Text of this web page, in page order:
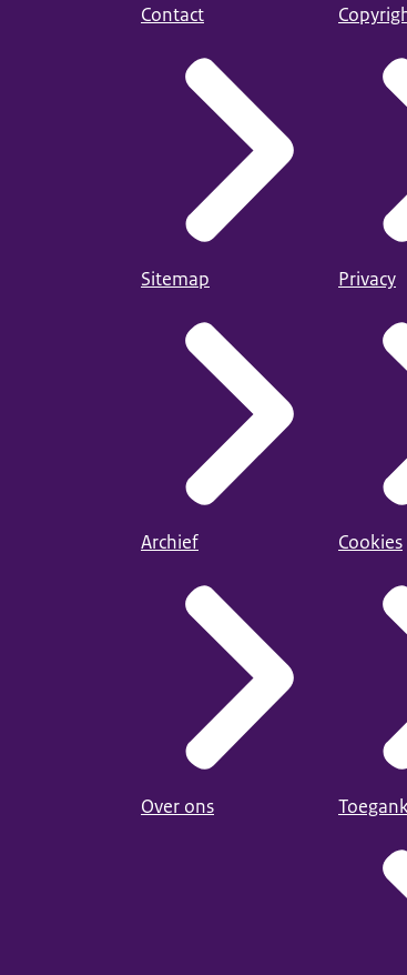
Contact
Sitemap
Archief
Over ons
Privacy
Cookies